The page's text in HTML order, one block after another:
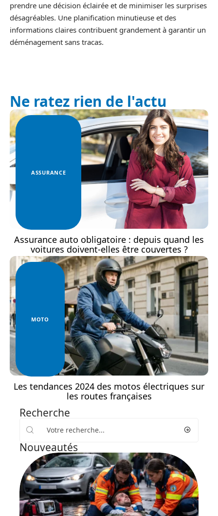
prendre une décision éclairée et de minimiser les surprises
désagréables. Une planification minutieuse et des
informations claires contribuent grandement à garantir un
déménagement sans tracas.
Ne ratez rien de l'actu
ASSURANCE
Assurance auto obligatoire : depuis quand les
voitures doivent-elles être couvertes ?
MOTO
Les tendances 2024 des motos électriques sur
les routes françaises
Recherche
Nouveautés